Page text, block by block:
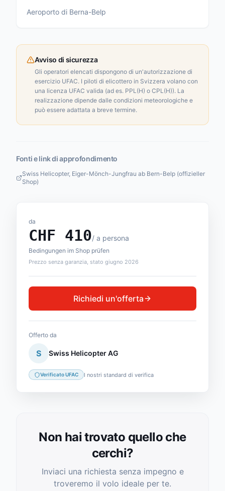
Aeroporto di Berna-Belp
Avviso di sicurezza
Gli operatori elencati dispongono di un'autorizzazione di
esercizio UFAC. I piloti di elicottero in Svizzera volano con
una licenza UFAC valida (ad es. PPL(H) o CPL(H)). La
realizzazione dipende dalle condizioni meteorologiche e
può essere adattata a breve termine.
Fonti e link di approfondimento
Swiss Helicopter, Eiger-Mönch-Jungfrau ab Bern-Belp (offizieller
Shop)
da
CHF 410/ a persona
Bedingungen im Shop prüfen
Prezzo senza garanzia, stato giugno 2026
Richiedi un'offerta
Offerto da
S Swiss Helicopter AG
Verificato UFAC I nostri standard di verifica
Non hai trovato quello che
cerchi?
Inviaci una richiesta senza impegno e
troveremo il volo ideale per te.